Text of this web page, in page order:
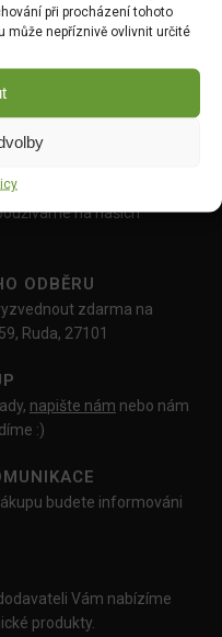
při procházení tohoto
může nepříznivě ovlivnit určité
1500 KČ
Kč,kterénepřesahují
na našich
ODBĚRU
zdarma na
Ruda, 27101
napište nám nebo nám
:)
budete informováni
Vám nabízíme
produkty.